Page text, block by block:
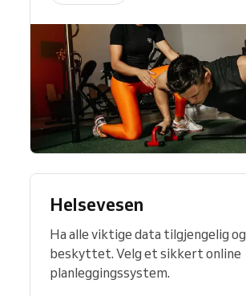
Helsevesen
Ha alle viktige data tilgjengelig og
beskyttet. Velg et sikkert online
planleggingssystem.